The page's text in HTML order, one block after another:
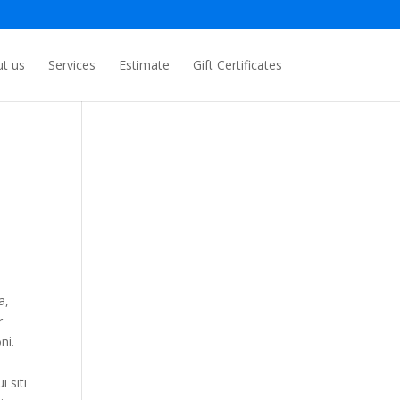
us Services Estimate Gift Certificates
siti